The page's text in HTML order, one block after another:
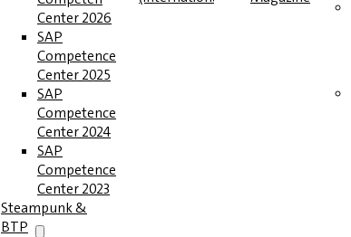
Center 2026
SAP
Competence
Center 2025
SAP
Competence
Center 2024
SAP
Competence
Center 2023
Steampunk &
BTP